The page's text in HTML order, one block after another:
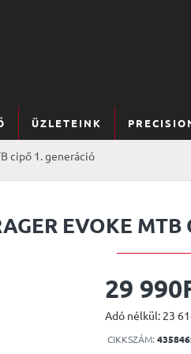
ÜZLETEINK
cipő 1. generáció
EVOKE MTB
29
Adó nélkül: 23
CIKKSZÁM: